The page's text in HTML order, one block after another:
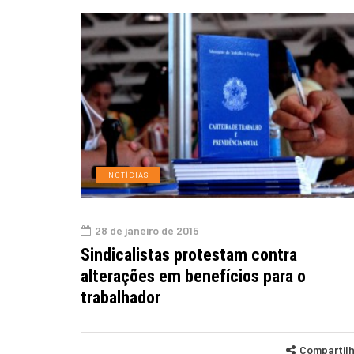
NOTÍCIAS
28 de janeiro de 2015
Sindicalistas protestam contra
alterações em benefícios para o
trabalhador